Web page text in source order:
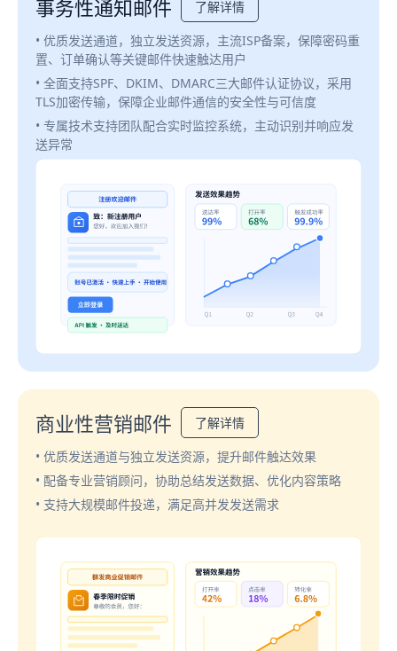
事务性通知邮件
了解详情
• 优质发送通道，独立发送资源，主流ISP备案，保障密码重
置、订单确认等关键邮件快速触达用户
• 全面支持SPF、DKIM、DMARC三大邮件认证协议，采用
TLS加密传输，保障企业邮件通信的安全性与可信度
• 专属技术支持团队配合实时监控系统，主动识别并响应发
送异常
商业性营销邮件
了解详情
• 优质发送通道与独立发送资源，提升邮件触达效果
• 配备专业营销顾问，协助总结发送数据、优化内容策略
• 支持大规模邮件投递，满足高并发发送需求